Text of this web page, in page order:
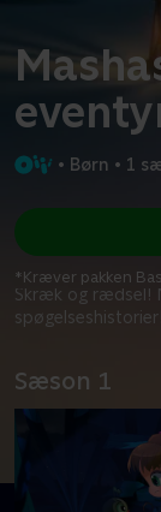
• Børn • 1
Skræk og rædsel!
*Kræver pakken
Sæson 1